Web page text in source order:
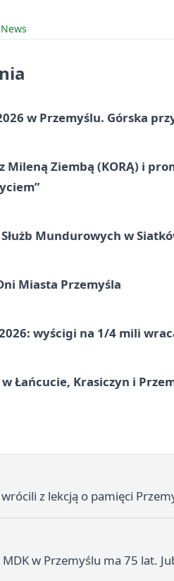
w Przemyślu. Górska
Mileną Ziembą (KORĄ) i
Mundurowych w
Miasta Przemyśla
wyścigi na 1/4 mili
Łańcucie, Krasiczyn i
z lekcją o pamięci
MDK w Przemyślu ma 75 lat.